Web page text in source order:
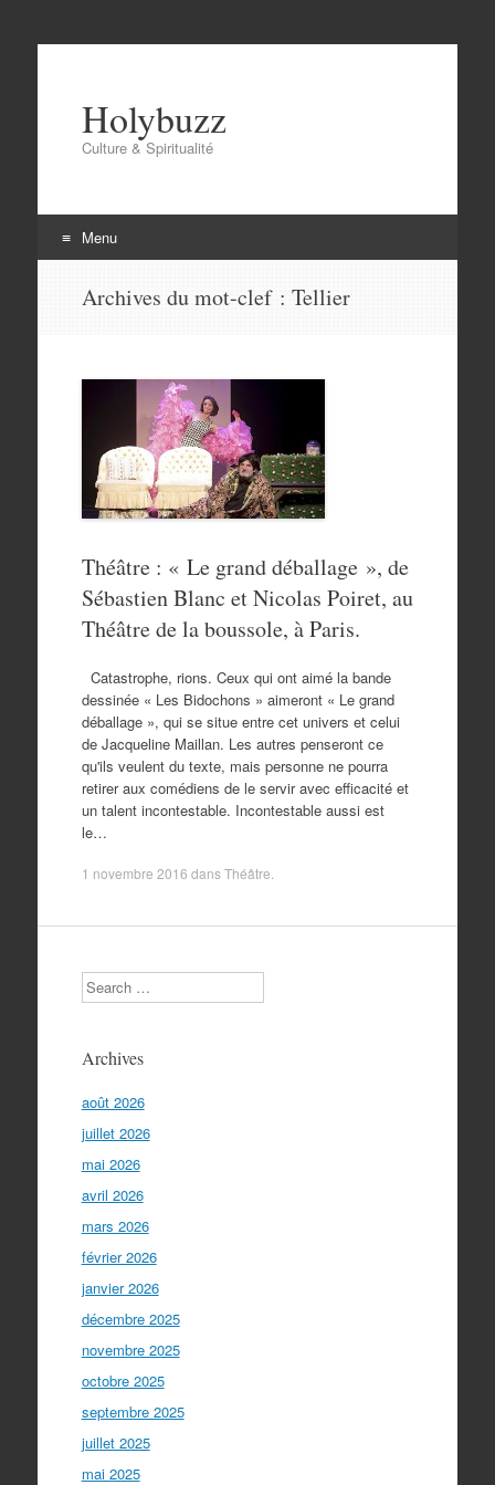
Holybuzz
Culture & Spiritualité
Menu
Archives du mot-clef : Tellier
Théâtre : « Le grand déballage », de
Sébastien Blanc et Nicolas Poiret, au
Théâtre de la boussole, à Paris.
Catastrophe, rions. Ceux qui ont aimé la bande
dessinée « Les Bidochons » aimeront « Le grand
déballage », qui se situe entre cet univers et celui
de Jacqueline Maillan. Les autres penseront ce
qu'ils veulent du texte, mais personne ne pourra
retirer aux comédiens de le servir avec efficacité et
un talent incontestable. Incontestable aussi est
le…
1 novembre 2016 dansThéâtre
Search
Archives
août 2026
juillet 2026
mai 2026
avril 2026
mars 2026
février 2026
janvier 2026
décembre 2025
novembre 2025
octobre 2025
septembre 2025
juillet 2025
mai 2025